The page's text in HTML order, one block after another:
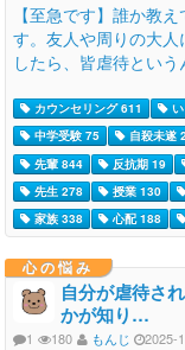
【至急です】誰か教
す。友人や周りの大
したら、皆虐待とい
カウンセリング 611
中学受験 75
自殺未遂
先輩 844
反抗期 19
先生 278
授業 130
家族 338
心配 188
心の悩み
自分が虐待さ
かが知り…
1 180 もんじ 2025-